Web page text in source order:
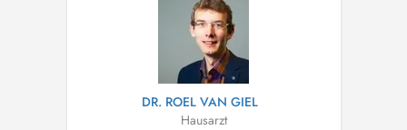
DR. ROEL VAN GIEL
Hausarzt